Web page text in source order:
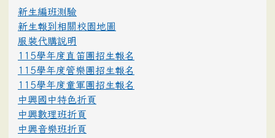
新生編班測驗
新生報到相關校園地圖
服裝代購說明
115學年度直笛團招生報名
115學年度管樂團招生報名
115學年度童軍團招生報名
中興國中特色折頁
中興數理班折頁
中興音樂班折頁